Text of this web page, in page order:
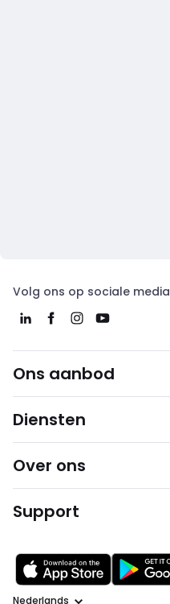
Volg ons op sociale media
Ons aanbod
Diensten
Over ons
Support